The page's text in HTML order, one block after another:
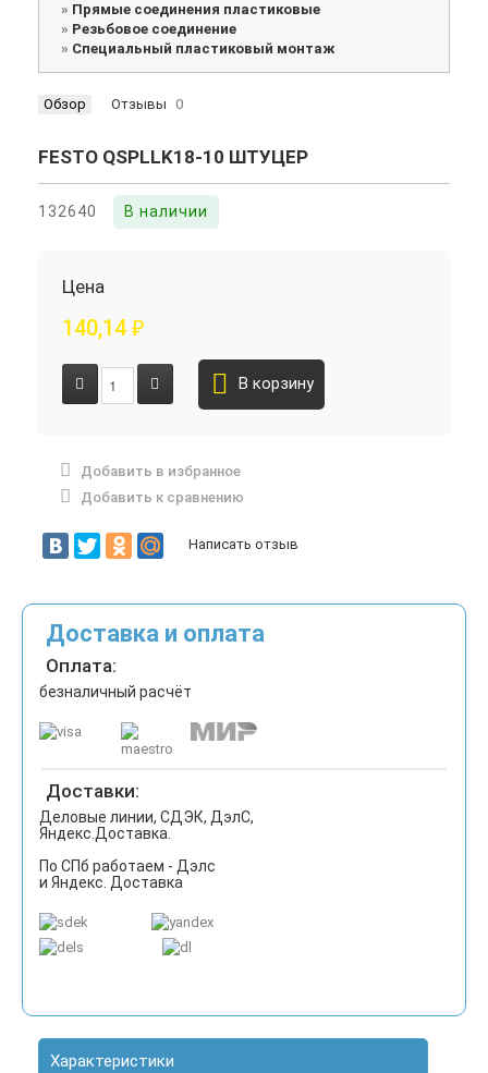
» Прямые соединения пластиковые
» Резьбовое соединение
» Специальный пластиковый монтаж
Обзор Отзывы 0
FESTO QSPLLK18-10 ШТУЦЕР
132640 В наличии
Цена
140,14 ₽
В корзину
Добавить в избранное
Добавить к сравнению
Написать отзыв
Доставка и оплата
Оплата:
безналичный расчёт
Доставки:
Деловые линии, СДЭК, ДэлС,
Яндекс.Доставка.
По СПб работаем - Дэлс
и Яндекс. Доставка
Характеристики